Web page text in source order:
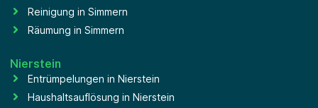
Reinigung in Simmern
Räumung in Simmern
Nierstein
Entrümpelungen in Nierstein
Haushaltsauflösung in Nierstein